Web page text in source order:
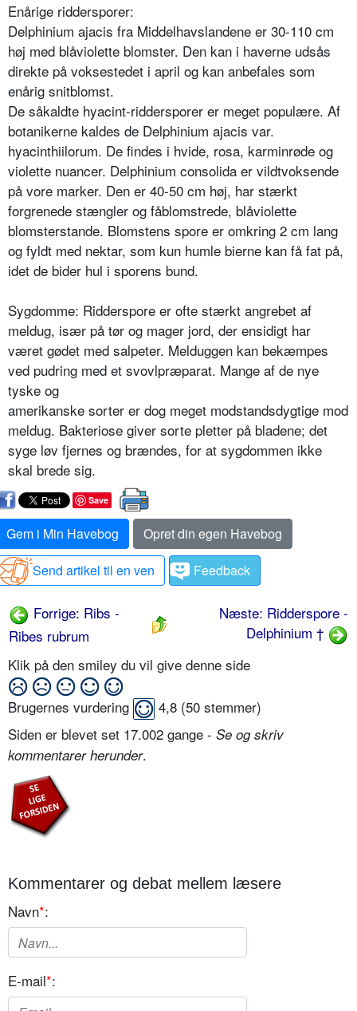
Enårige riddersporer:
Delphinium ajacis fra Middelhavslan­dene er 30-110 cm
høj med blåviolette blomster. Den kan i haverne udsås
direkte på voksestedet i april og kan anbefales som
enårig snitblomst.
De såkaldte hyacint-riddersporer er meget populære. Af
botanikerne kal­des de Delphinium ajacis var.
hyacinthiilorum. De findes i hvide, rosa, kar­minrøde og
violette nuancer. Delphinium consolida er vildtvoksende
på vore marker. Den er 40-50 cm høj, har stærkt
forgrenede stængler og få­blomstrede, blåviolette
blomsterstan­de. Blomstens spore er omkring 2 cm lang
og fyldt med nektar, som kun humle bierne kan få fat på,
idet de bider hul i sporens bund.
Sygdomme: Ridderspore er ofte stærkt angrebet af
meldug, især på tør og mager jord, der ensidigt har
været gødet med salpeter. Melduggen kan bekæmpes
ved pudring med et svovl­præparat. Mange af de nye
tyske og
amerikanske sorter er dog meget mod­standsdygtige mod
meldug. Bakteriose giver sorte pletter på bladene; det
syge løv fjernes og brændes, for at sygdom­men ikke
skal brede sig.
Save
Gem i Min Havebog
Opret din egen Havebog
Send artikel til en ven
Feedback
Forrige: Ribs -
Ribes rubrum
Næste: Ridderspore -
Delphinium †
Klik på den smiley du vil give denne side
Brugernes vurdering 4,8 (50 stemmer)
Siden er blevet set 17.002 gange - Se og skriv
kommentarer herunder.
Kommentarer og debat mellem læsere
Navn*:
E-mail*: